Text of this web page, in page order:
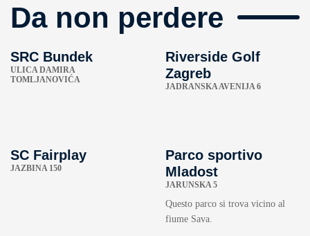
Da non perdere
SRC Bundek
ULICA DAMIRA
TOMLJANOVIĆA
Riverside Golf
Zagreb
JADRANSKA AVENIJA 6
SC Fairplay
JAZBINA 150
Parco sportivo
Mladost
JARUNSKA 5
Questo parco si trova vicino al
fiume Sava.